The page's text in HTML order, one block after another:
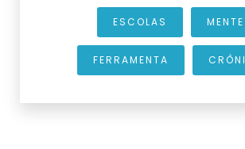
ESCOLAS MENTE
FERRAMENTA